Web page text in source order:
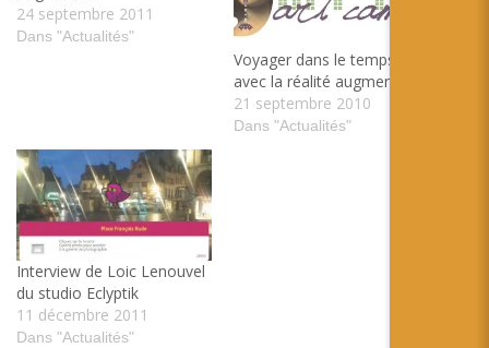
24 septembre 2011
Dans "Actualités"
Voyager dans le temps
avec la réalité augmentée
21 septembre 2010
Dans "Actualités"
Interview de Loic Lenouvel
du studio Eclyptik
11 décembre 2011
Dans "Actualités"